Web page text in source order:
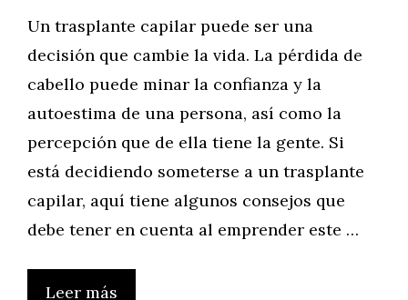
Un trasplante capilar puede ser una
decisión que cambie la vida. La pérdida de
cabello puede minar la confianza y la
autoestima de una persona, así como la
percepción que de ella tiene la gente. Si
está decidiendo someterse a un trasplante
capilar, aquí tiene algunos consejos que
debe tener en cuenta al emprender este …
Leer más